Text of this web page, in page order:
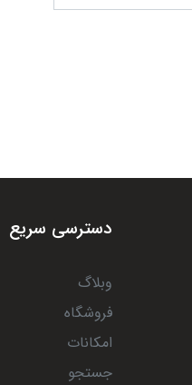
دسترسی سریع
وبلاگ
فروشگاه
امکانات
جستجو